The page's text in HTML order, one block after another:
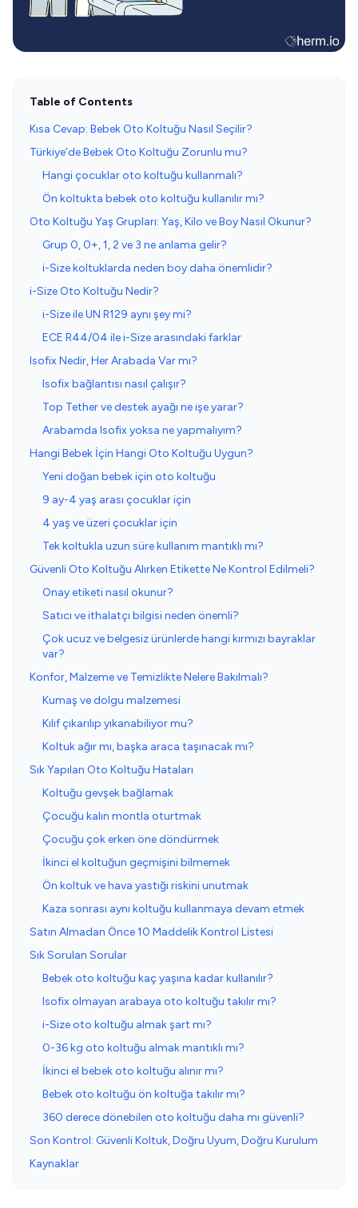
Table of Contents
Kısa Cevap: Bebek Oto Koltuğu Nasıl Seçilir?
Türkiye’de Bebek Oto Koltuğu Zorunlu mu?
Hangi çocuklar oto koltuğu kullanmalı?
Ön koltukta bebek oto koltuğu kullanılır mı?
Oto Koltuğu Yaş Grupları: Yaş, Kilo ve Boy Nasıl Okunur?
Grup 0, 0+, 1, 2 ve 3 ne anlama gelir?
i-Size koltuklarda neden boy daha önemlidir?
i-Size Oto Koltuğu Nedir?
i-Size ile UN R129 aynı şey mi?
ECE R44/04 ile i-Size arasındaki farklar
Isofix Nedir, Her Arabada Var mı?
Isofix bağlantısı nasıl çalışır?
Top Tether ve destek ayağı ne işe yarar?
Arabamda Isofix yoksa ne yapmalıyım?
Hangi Bebek İçin Hangi Oto Koltuğu Uygun?
Yeni doğan bebek için oto koltuğu
9 ay-4 yaş arası çocuklar için
4 yaş ve üzeri çocuklar için
Tek koltukla uzun süre kullanım mantıklı mı?
Güvenli Oto Koltuğu Alırken Etikette Ne Kontrol Edilmeli?
Onay etiketi nasıl okunur?
Satıcı ve ithalatçı bilgisi neden önemli?
Çok ucuz ve belgesiz ürünlerde hangi kırmızı bayraklar
var?
Konfor, Malzeme ve Temizlikte Nelere Bakılmalı?
Kumaş ve dolgu malzemesi
Kılıf çıkarılıp yıkanabiliyor mu?
Koltuk ağır mı, başka araca taşınacak mı?
Sık Yapılan Oto Koltuğu Hataları
Koltuğu gevşek bağlamak
Çocuğu kalın montla oturtmak
Çocuğu çok erken öne döndürmek
İkinci el koltuğun geçmişini bilmemek
Ön koltuk ve hava yastığı riskini unutmak
Kaza sonrası aynı koltuğu kullanmaya devam etmek
Satın Almadan Önce 10 Maddelik Kontrol Listesi
Sık Sorulan Sorular
Bebek oto koltuğu kaç yaşına kadar kullanılır?
Isofix olmayan arabaya oto koltuğu takılır mı?
i-Size oto koltuğu almak şart mı?
0-36 kg oto koltuğu almak mantıklı mı?
İkinci el bebek oto koltuğu alınır mı?
Bebek oto koltuğu ön koltuğa takılır mı?
360 derece dönebilen oto koltuğu daha mı güvenli?
Son Kontrol: Güvenli Koltuk, Doğru Uyum, Doğru Kurulum
Kaynaklar